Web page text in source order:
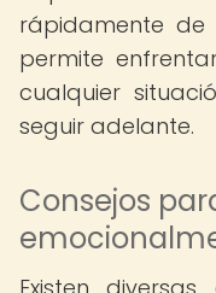
rápidamente de
permite
cualquier
seguir adelante.
Consejos